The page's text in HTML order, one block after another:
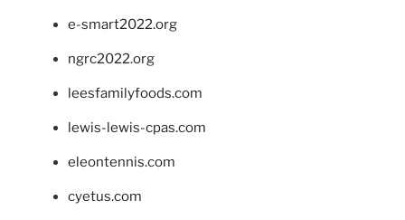
e-smart2022.org
ngrc2022.org
leesfamilyfoods.com
lewis-lewis-cpas.com
eleontennis.com
cyetus.com